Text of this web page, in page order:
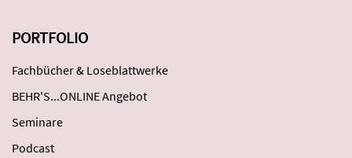
PORTFOLIO
Fachbücher & Loseblattwerke
BEHR'S...ONLINE Angebot
Seminare
Podcast